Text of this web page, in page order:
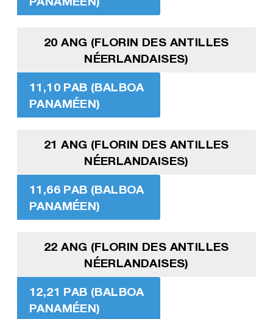
20 ANG (FLORIN DES ANTILLES
NÉERLANDAISES)
11,10 PAB (BALBOA
PANAMÉEN)
21 ANG (FLORIN DES ANTILLES
NÉERLANDAISES)
11,66 PAB (BALBOA
PANAMÉEN)
22 ANG (FLORIN DES ANTILLES
NÉERLANDAISES)
12,21 PAB (BALBOA
PANAMÉEN)